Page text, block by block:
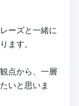
ーズと一緒に
ます。
点から、一層
いと思いま